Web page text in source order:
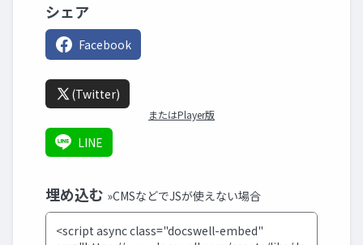
シェア
Facebook
(Twitter)
またはPlayer版
LINE
埋め込む »CMSなどでJSが使えない場合